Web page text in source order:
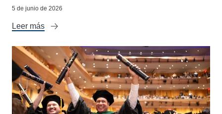
5 de junio de 2026
Leer más